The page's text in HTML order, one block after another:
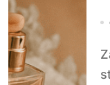
Zapach perfum ślubnych